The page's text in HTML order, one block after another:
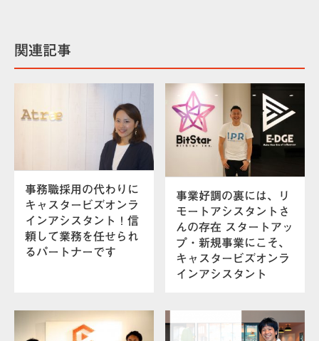
関連記事
事務職採用の代わりに
キャスタービズオンラ
インアシスタント！信
頼して業務を任せられ
るパートナーです
事業好調の裏には、リ
モートアシスタントさ
んの存在 スタートアッ
プ・新規事業にこそ、
キャスタービズオンラ
インアシスタント